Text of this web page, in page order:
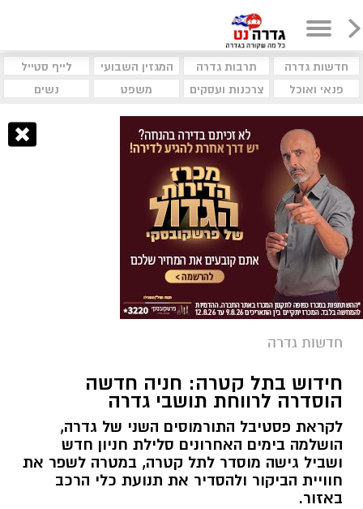
חדשות גדרה תרבות גדרה המגזין השבועי
לייף סטייל
פנאי ואוכל
צרכנות ועסקים משפט נשים
חדשות גדרה
חידוש בתל קטרה: חניה חדשה
הוסדרה לרווחת תושבי גדרה
לקראת פסטיבל התורמוסים השני של גדרה,
הושלמה בימים האחרונים סלילת חניון חדש
ושביל גישה מוסדר לתל קטרה, במטרה לשפר את
חוויית הביקור ולהסדיר את תנועת כלי הרכב
באזור.